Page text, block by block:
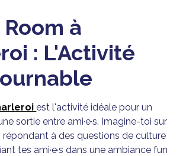
Room à
: L'Activité
est l'activité idéale pour un
sortie entre ami·e·s. Imagine-toi sur
répondant à des questions de culture
tes ami·e·s dans une ambiance fun